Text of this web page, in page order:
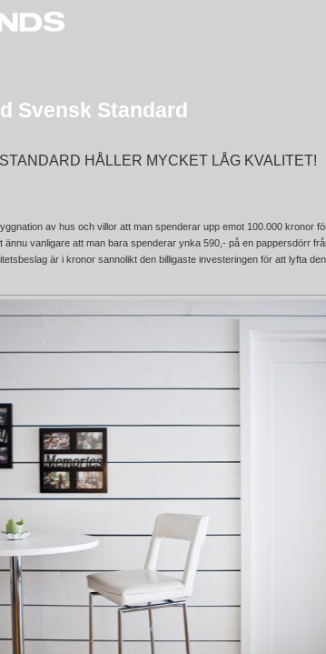
Svensk Standard
HÅLLER MYCKET LÅG KVALITET!
av hus och villor att man spenderar upp emot 100.000 kronor
vanligare att man bara spenderar ynka 590,- på en pappersdörr
är i kronor sannolikt den billigaste investeringen för att lyfta